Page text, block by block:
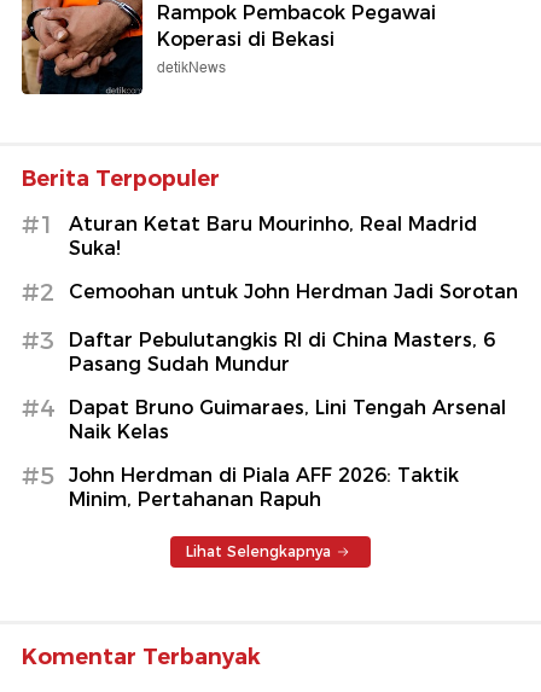
Rampok Pembacok Pegawai
Koperasi di Bekasi
detikNews
Berita Terpopuler
#1
Aturan Ketat Baru Mourinho, Real Madrid
Suka!
#2 Cemoohan untuk John Herdman Jadi Sorotan
#3
Daftar Pebulutangkis RI di China Masters, 6
Pasang Sudah Mundur
#4
Dapat Bruno Guimaraes, Lini Tengah Arsenal
Naik Kelas
#5
John Herdman di Piala AFF 2026: Taktik
Minim, Pertahanan Rapuh
Lihat Selengkapnya
Komentar Terbanyak